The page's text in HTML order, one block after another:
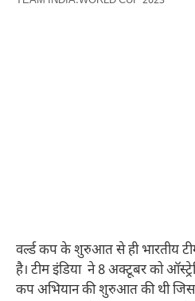
वर्ल्ड कप के शुरुआत से ही भारतीय
है। टीम इंडिया ने 8 अक्टूबर को
कप अभियान की शुरुआत की थी जिसके